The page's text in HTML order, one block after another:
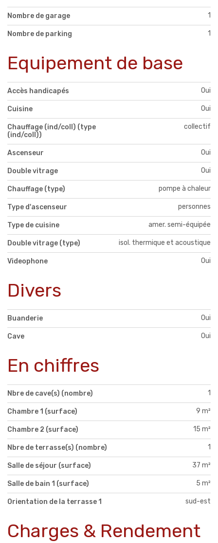
Nombre de garage 1
Nombre de parking 1
Equipement de base
Accès handicapés Oui
Cuisine Oui
Chauffage (ind/coll) (type
(ind/coll))
collectif
Ascenseur Oui
Double vitrage Oui
Chauffage (type) pompe à chaleur
Type d'ascenseur personnes
Type de cuisine amer. semi-équipée
Double vitrage (type) isol. thermique et acoustique
Videophone Oui
Divers
Buanderie Oui
Cave Oui
En chiffres
Nbre de cave(s) (nombre) 1
Chambre 1 (surface) 9 m²
Chambre 2 (surface) 15 m²
Nbre de terrasse(s) (nombre) 1
Salle de séjour (surface) 37 m²
Salle de bain 1 (surface) 5 m²
Orientation de la terrasse 1 sud-est
Charges & Rendement